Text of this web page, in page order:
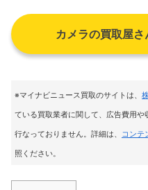
カメラの買取屋
※マイナビニュース買取のサイトは、
ている買取業者に関して、広告費用
行なっておりません。詳細は、 コンテ
照ください。